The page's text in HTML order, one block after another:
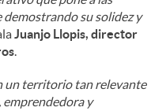
demostrando su solidez y
Juanjo Llopis, director
.
un territorio tan relevante
emprendedora y